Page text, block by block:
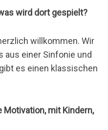
wird dort gespielt?
willkommen. Wir
einer Sinfonie und
es einen klassischen
mit Kindern,